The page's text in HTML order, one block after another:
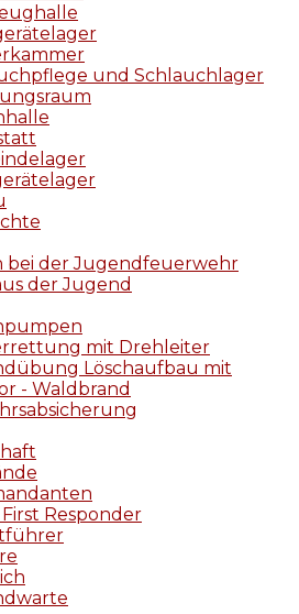
und Schlauchlager
bei der Jugendfeuerwehr
der Jugend
mit Drehleiter
Löschaufbau mit
- Waldbrand
Responder